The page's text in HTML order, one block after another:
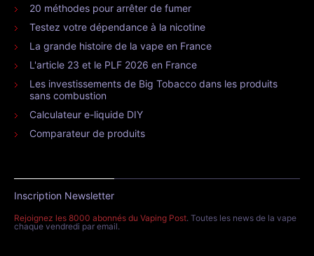
20 méthodes pour arrêter de fumer
Testez votre dépendance à la nicotine
La grande histoire de la vape en France
L'article 23 et le PLF 2026 en France
Les investissements de Big Tobacco dans les produits
sans combustion
Calculateur e-liquide DIY
Comparateur de produits
Inscription Newsletter
Rejoignez les 8000 abonnés du Vaping Post. Toutes les news de la vape
chaque vendredi par email.